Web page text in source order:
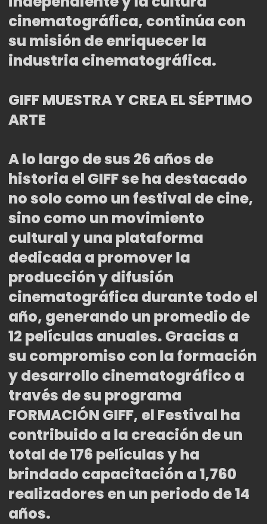
cinematográfica, continúa con
su misión de enriquecer la
industria cinematográfica.
GIFF MUESTRA Y CREA EL SÉPTIMO
ARTE
A lo largo de sus 26 años de
historia el GIFF se ha destacado
no solo como un festival de cine,
sino como un movimiento
cultural y una plataforma
dedicada a promover la
producción y difusión
cinematográfica durante todo el
año, generando un promedio de
12 películas anuales. Gracias a
su compromiso con la formación
y desarrollo cinematográfico a
través de su programa
FORMACIÓN GIFF, el Festival ha
contribuido a la creación de un
total de 176 películas y ha
brindado capacitación a 1,760
realizadores en un periodo de 14
años.